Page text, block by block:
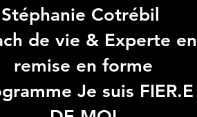
Stéphanie Cotrébil
de vie & Experte en
remise en forme
Je suis FIER.E